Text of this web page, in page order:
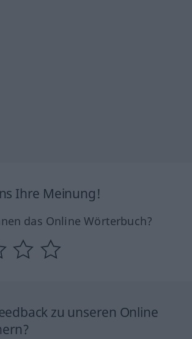
Ihre Meinung!
das Online Wörterbuch?
zu unseren Online